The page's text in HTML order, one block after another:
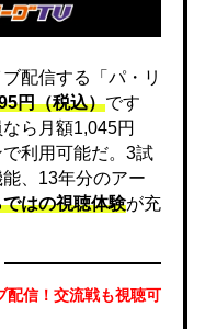
配信する「パ・リ
円（税込）です
ら月額1,045円
で利用可能だ。3試
、13年分のアー
はの視聴体験が充
配信！交流戦も視聴可